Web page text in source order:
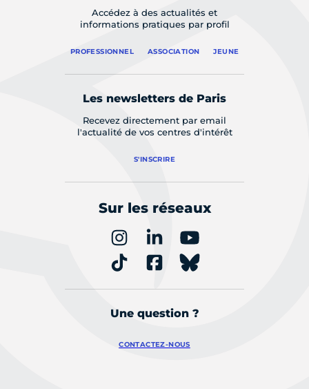
Accédez à des actualités et
informations pratiques par profil
PROFESSIONNEL ASSOCIATION JEUNE
Les newsletters de Paris
Recevez directement par email
l'actualité de vos centres d'intérêt
S'INSCRIRE
Sur les réseaux
Une question ?
CONTACTEZ-NOUS